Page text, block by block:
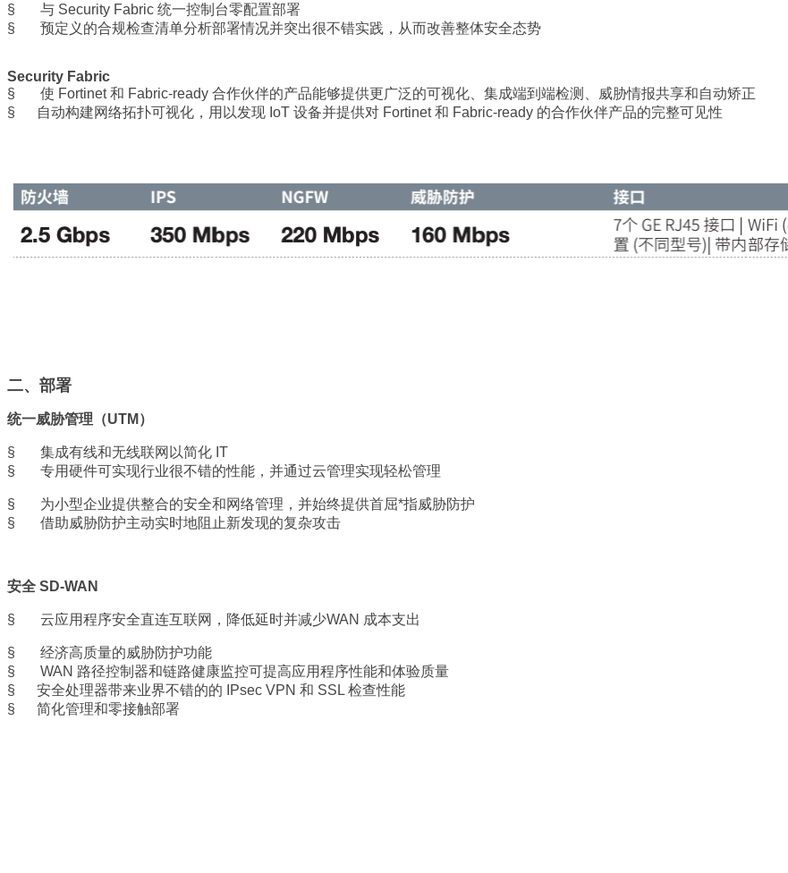
§ 与 Security Fabric 统一控制台零配置部署
§ 预定义的合规检查清单分析部署情况并突出很不错实践，从而改善整体安全态势
Security Fabric
§ 使 Fortinet 和 Fabric-ready 合作伙伴的产品能够提供更广泛的可视化、集成端到端检测、威胁情报共享和自动矫正
§ 自动构建网络拓扑可视化，用以发现 IoT 设备并提供对 Fortinet 和 Fabric-ready 的合作伙伴产品的完整可见性
二、部署
统一威胁管理（UTM）
§ 集成有线和无线联网以简化 IT
§ 专用硬件可实现行业很不错的性能，并通过云管理实现轻松管理
§ 为小型企业提供整合的安全和网络管理，并始终提供首屈*指威胁防护
§ 借助威胁防护主动实时地阻止新发现的复杂攻击
安全 SD-WAN
§ 云应用程序安全直连互联网，降低延时并减少WAN 成本支出
§ 经济高质量的威胁防护功能
§ WAN 路径控制器和链路健康监控可提高应用程序性能和体验质量
§ 安全处理器带来业界不错的的 IPsec VPN 和 SSL 检查性能
§ 简化管理和零接触部署